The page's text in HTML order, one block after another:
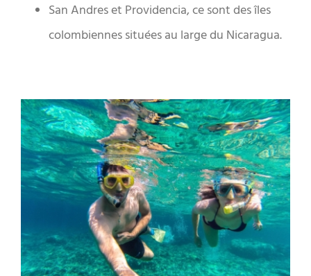
San Andres et Providencia, ce sont des îles
colombiennes situées au large du Nicaragua.